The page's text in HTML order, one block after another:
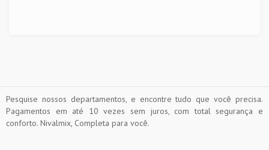
Pesquise nossos departamentos, e encontre tudo que você precisa.
Pagamentos em até 10 vezes sem juros, com total segurança e
conforto. Nivalmix, Completa para você.